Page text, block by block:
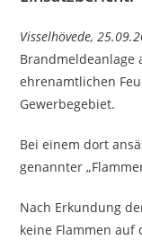
Visselhövede,
Brandmeldeanlage
ehrenamtlichen
Gewerbegebiet.
Bei einem dort
genannter
Nach Erkundung
keine Flammen auf